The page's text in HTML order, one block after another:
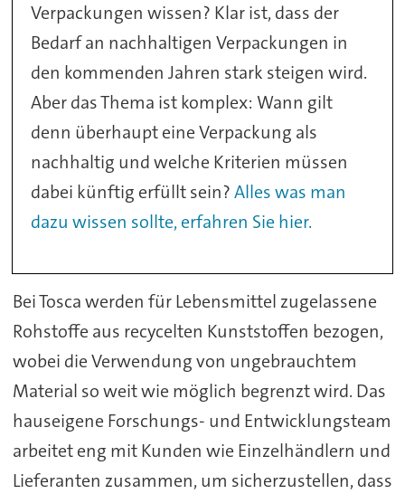
Verpackungen wissen? Klar ist, dass der
Bedarf an nachhaltigen Verpackungen in
den kommenden Jahren stark steigen wird.
Aber das Thema ist komplex: Wann gilt
denn überhaupt eine Verpackung als
nachhaltig und welche Kriterien müssen
dabei künftig erfüllt sein?Alles was man
dazu wissen sollte, erfahren Sie hier.
Bei Tosca werden für Lebensmittel zugelassene
Rohstoffe aus recycelten Kunststoffen bezogen,
wobei die Verwendung von ungebrauchtem
Material so weit wie möglich begrenzt wird. Das
hauseigene Forschungs- und Entwicklungsteam
arbeitet eng mit Kunden wie Einzelhändlern und
Lieferanten zusammen, um sicherzustellen, dass